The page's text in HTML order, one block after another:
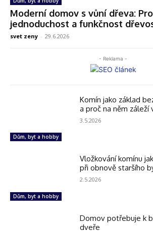
Moderní domov s vůní dřeva:
jednoduchost a funkčnost
svet zeny - 29.6.2026
- Reklama -
Dům, byt a hobby
Komín jako základ
a proč na něm záleží
3.5.2026
Dům, byt a hobby
Vložkování komínu
při obnově staršího
2.5.2026
Domov potřebuje k
dveře